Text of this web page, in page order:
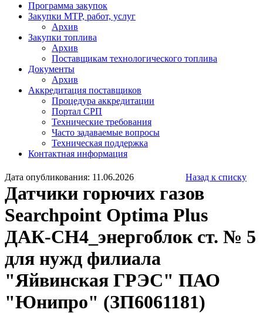
Программа закупок
Закупки МТР, работ, услуг
Архив
Закупки топлива
Архив
Поставщикам технологического топлива
Документы
Архив
Аккредитация поставщиков
Процедура аккредитации
Портал СРП
Технические требования
Часто задаваемые вопросы
Техническая поддержка
Контактная информация
Дата опубликования: 11.06.2026 Назад к списку
Датчики горючих газов
Searchpoint Optima Plus
ДАК-СН4_энергоблок ст. № 5
для нужд филиала
"Яйвинская ГРЭС" ПАО
"Юнипро" (ЗП6061181)